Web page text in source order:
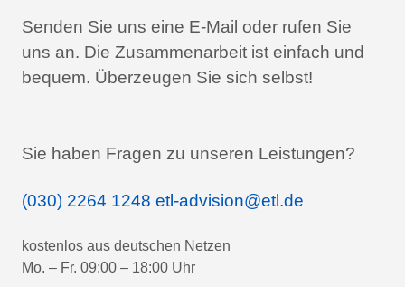
Senden Sie uns eine E-Mail oder rufen Sie
uns an. Die Zusammenarbeit ist einfach und
bequem. Überzeugen Sie sich selbst!
Sie haben Fragen zu unseren Leistungen?
(030) 2264 1248 etl-advision@etl.de
kostenlos aus deutschen Netzen
Mo. – Fr. 09:00 – 18:00 Uhr